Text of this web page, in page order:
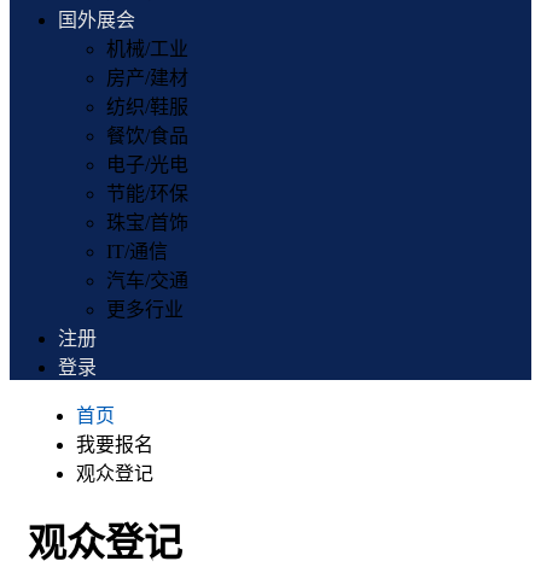
国外展会
机械/工业
房产/建材
纺织/鞋服
餐饮/食品
电子/光电
节能/环保
珠宝/首饰
IT/通信
汽车/交通
更多行业
注册
登录
首页
我要报名
观众登记
观众登记